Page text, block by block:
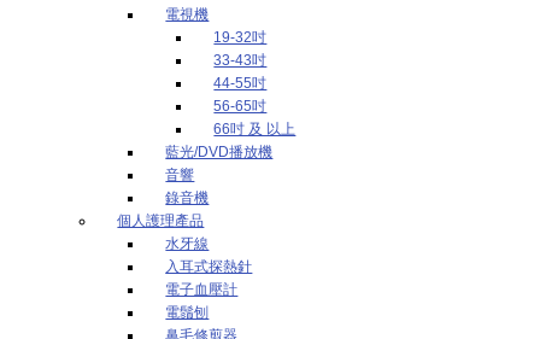
電視機
19-32吋
33-43吋
44-55吋
56-65吋
66吋 及 以上
藍光/DVD播放機
音響
錄音機
個人護理產品
水牙線
入耳式探熱針
電子血壓計
電鬚刨
鼻毛修剪器